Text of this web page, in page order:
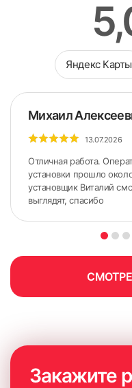
шириной 104 мм и
доступны варианты с
удлинителем 100 мм.
Услуги
Если уверенности в
замера нет,
специалиста. Мастер
с использованием
продемонстрирует
изделий. Красивое
правильных замеров.
Яндекс Карты
Михаил
13.07.2026
Отличная работа.
установки прошло
установщик Виталий
выглядят, спасибо
Закажите